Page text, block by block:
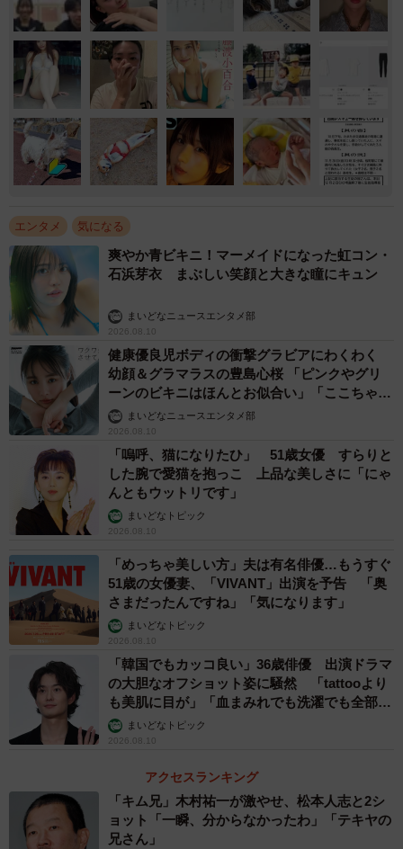
エンタメ 気になる
爽やか青ビキニ！マーメイドになった虹コン・
石浜芽衣 まぶしい笑顔と大きな瞳にキュン
まいどなニュースエンタメ部
2026.08.10
健康優良児ボディの衝撃グラビアにわくわく
幼顔＆グラマラスの豊島心桜 「ピンクやグリ
ーンのビキニはほんとお似合い」「ここちゃん
天使 また可愛くなった」
まいどなニュースエンタメ部
2026.08.10
「嗚呼、猫になりたひ」 51歳女優 すらりと
した腕で愛猫を抱っこ 上品な美しさに「にゃ
んともウットリです」
まいどなトピック
2026.08.10
「めっちゃ美しい方」夫は有名俳優…もうすぐ
51歳の女優妻、「VIVANT」出演を予告 「奥
さまだったんですね」「気になります」
まいどなトピック
2026.08.10
「韓国でもカッコ良い」36歳俳優 出演ドラマ
の大胆なオフショット姿に騒然 「tattooより
も美肌に目が」「血まみれでも洗濯でも全部か
っこいい」
まいどなトピック
2026.08.10
アクセスランキング
「キム兄」木村祐一が激やせ、松本人志と2シ
ョット「一瞬、分からなかったわ」「テキヤの
兄さん」